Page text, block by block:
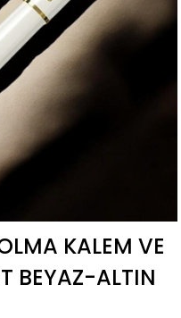
KALEM VE
BEYAZ-ALTIN